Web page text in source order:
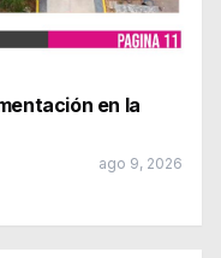
en la
ago 9, 2026